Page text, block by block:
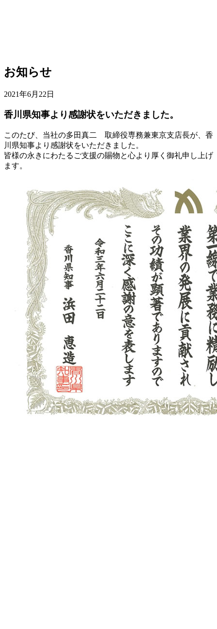
お知らせ
2021年6月22日
香川県知事より感謝状をいただきました。
このたび、当社の多田真二 取締役専務兼東京支店長が、香
川県知事より感謝状をいただきました。
皆様の永きにわたるご支援の賜物と心より厚く御礼申し上げ
ます。